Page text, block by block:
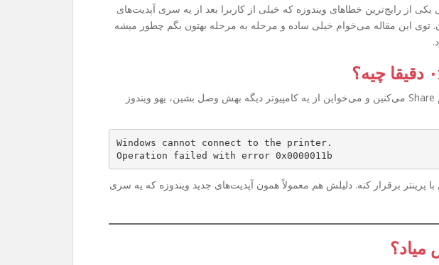
از رایج‌ترین خطاهای ویندوزه که خیلی از کاربرا بعد از یه سری آپدیت‌های
توی این مقاله می‌خوام خیلی ساده و مرحله به مرحله بهتون بگم چطور میشه
وقتی پرینتری رو روی یه سیستم Share می‌کنین و می‌خواین از یه کامپیوتر دیگه بهش وصل بشین، یهو ویندوز
Windows cannot connect to the printer.
Operation failed with error 0x0000011b
با پرینتر برقرار کنه. دلیلش هم معمولاً همون آپدیت‌های جدید ویندوزه که یه سری